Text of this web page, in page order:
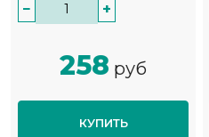
− +
258 руб
КУПИТЬ